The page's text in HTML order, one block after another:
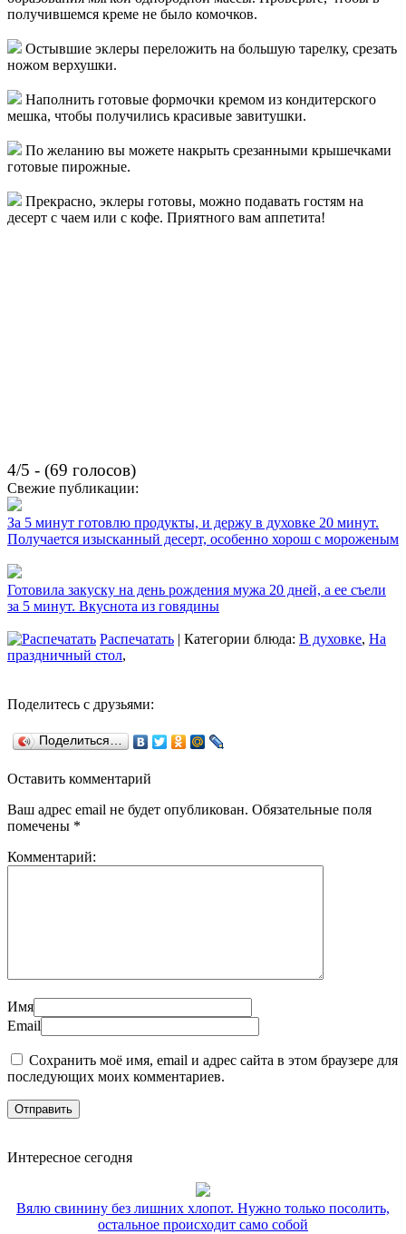
получившемся креме не было комочков.
Остывшие эклеры переложить на большую тарелку, срезать
ножом верхушки.
Наполнить готовые формочки кремом из кондитерского
мешка, чтобы получились красивые завитушки.
По желанию вы можете накрыть срезанными крышечками
готовые пирожные.
Прекрасно, эклеры готовы, можно подавать гостям на
десерт с чаем или с кофе. Приятного вам аппетита!
4/5 - (69 голосов)
Свежие публикации:
За 5 минут готовлю продукты, и держу в духовке 20 минут.
Получается изысканный десерт, особенно хорош с мороженым
Готовила закуску на день рождения мужа 20 дней, а ее съели
за 5 минут. Вкуснота из говядины
Распечатать | Категории блюда: В духовке, На
праздничный стол,
Поделитесь с друзьями:
Поделиться…
Оставить комментарий
Ваш адрес email не будет опубликован. Обязательные поля
помечены *
Комментарий:
Имя
Email
Сохранить моё имя, email и адрес сайта в этом браузере для
последующих моих комментариев.
Интересное сегодня
Вялю свинину без лишних хлопот. Нужно только посолить,
остальное происходит само собой